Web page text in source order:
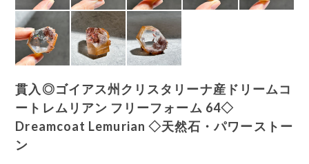
貫入◎ゴイアス州クリスタリーナ産ドリームコ
ートレムリアン フリーフォーム 64◇
Dreamcoat Lemurian ◇天然石・パワーストー
ン